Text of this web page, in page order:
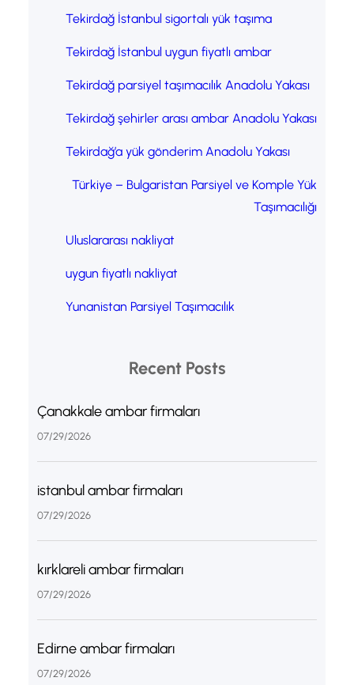
Tekirdağ İstanbul sigortalı yük taşıma
Tekirdağ İstanbul uygun fiyatlı ambar
Tekirdağ parsiyel taşımacılık Anadolu Yakası
Tekirdağ şehirler arası ambar Anadolu Yakası
Tekirdağ’a yük gönderim Anadolu Yakası
Türkiye – Bulgaristan Parsiyel ve Komple Yük
Taşımacılığı
Uluslararası nakliyat
uygun fiyatlı nakliyat
Yunanistan Parsiyel Taşımacılık
Recent Posts
Çanakkale ambar firmaları
07/29/2026
istanbul ambar firmaları
07/29/2026
kırklareli ambar firmaları
07/29/2026
Edirne ambar firmaları
07/29/2026